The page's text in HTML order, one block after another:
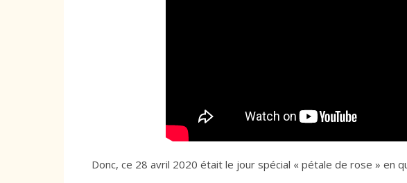
Donc, ce 28 avril 2020 était le jour spécial « pétale de rose » en